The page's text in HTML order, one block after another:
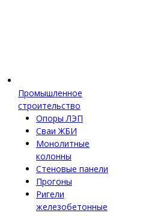
Промышленное
строительство
Опоры ЛЭП
Сваи ЖБИ
Монолитные
колонны
Стеновые панели
Прогоны
Ригели
железобетонные